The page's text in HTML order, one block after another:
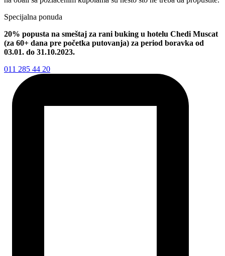
Specijalna ponuda
20% popusta na smeštaj za rani buking u hotelu Chedi Muscat
(za 60+ dana pre početka putovanja) za period boravka od
03.01. do 31.10.2023.
011 285 44 20